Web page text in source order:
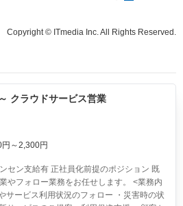
Copyright © ITmedia Inc. All Rights Reserved.
クラウドサービス営業
～2,300円
セン支給有 正社員化前提のポジション 既
やフォロー業務をお任せします。 <業務内
サービス利用状況のフォロー ・災害時の状